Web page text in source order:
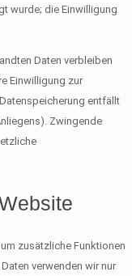
wurde; die Einwilligung
Daten verbleiben
Einwilligung zur
entfällt
Zwingende
zusätzliche Funktionen
verwenden wir nur